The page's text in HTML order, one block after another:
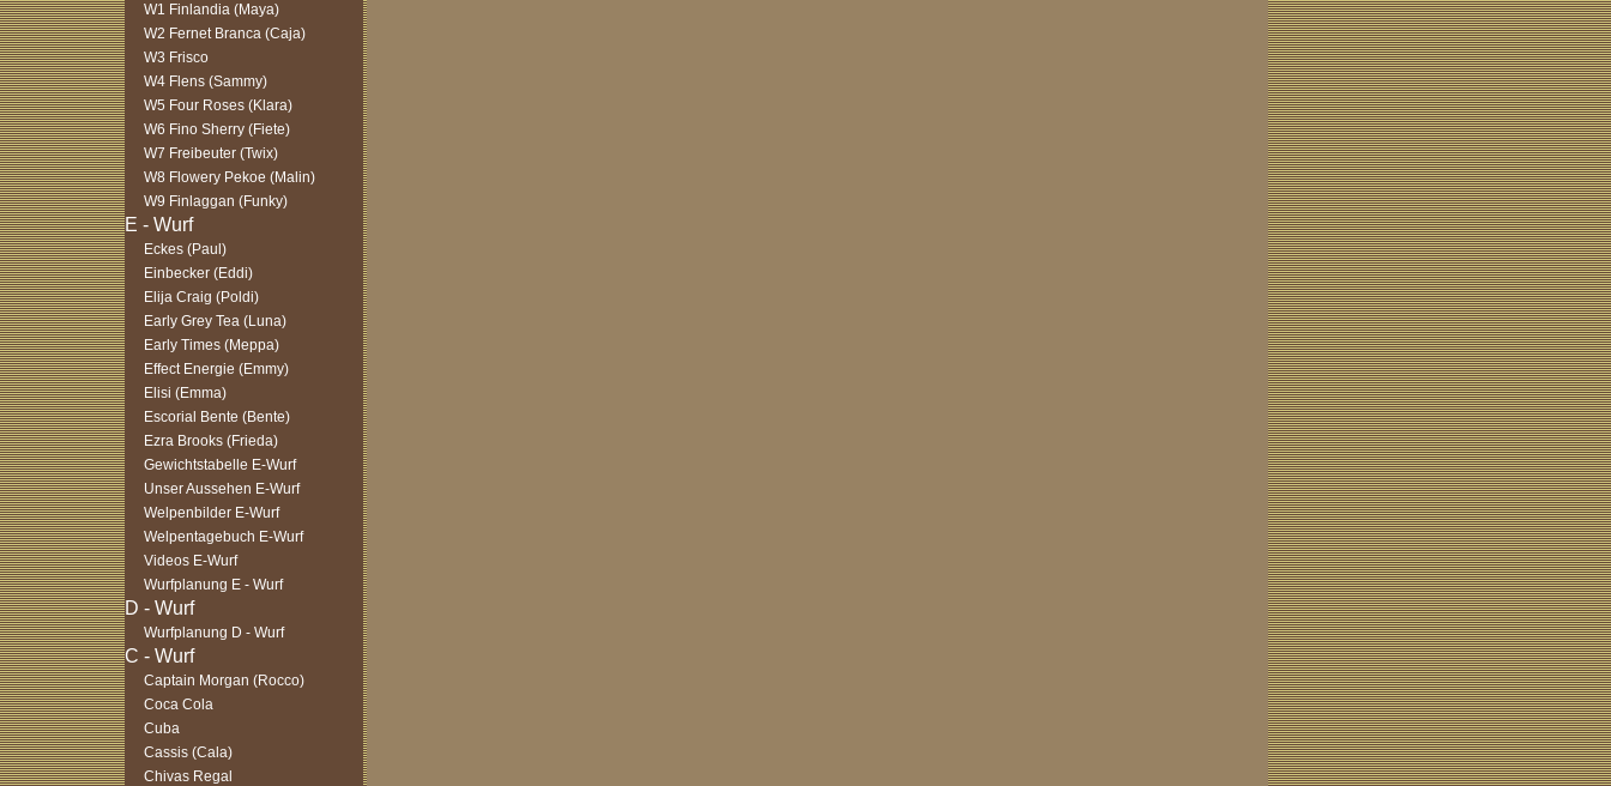
W1 Finlandia (Maya)
W2 Fernet Branca (Caja)
W3 Frisco
W4 Flens (Sammy)
W5 Four Roses (Klara)
W6 Fino Sherry (Fiete)
W7 Freibeuter (Twix)
W8 Flowery Pekoe (Malin)
W9 Finlaggan (Funky)
Eckes (Paul)
Einbecker (Eddi)
Elija Craig (Poldi)
Early Grey Tea (Luna)
Early Times (Meppa)
Effect Energie (Emmy)
Elisi (Emma)
Escorial Bente (Bente)
Ezra Brooks (Frieda)
Gewichtstabelle E-Wurf
Unser Aussehen E-Wurf
Welpenbilder E-Wurf
Welpentagebuch E-Wurf
Videos E-Wurf
Wurfplanung E - Wurf
Wurfplanung D - Wurf
Captain Morgan (Rocco)
Coca Cola
Cuba
Cassis (Cala)
Chivas Regal